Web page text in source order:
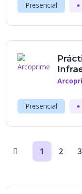
Presencial
Presencial
1 2 3